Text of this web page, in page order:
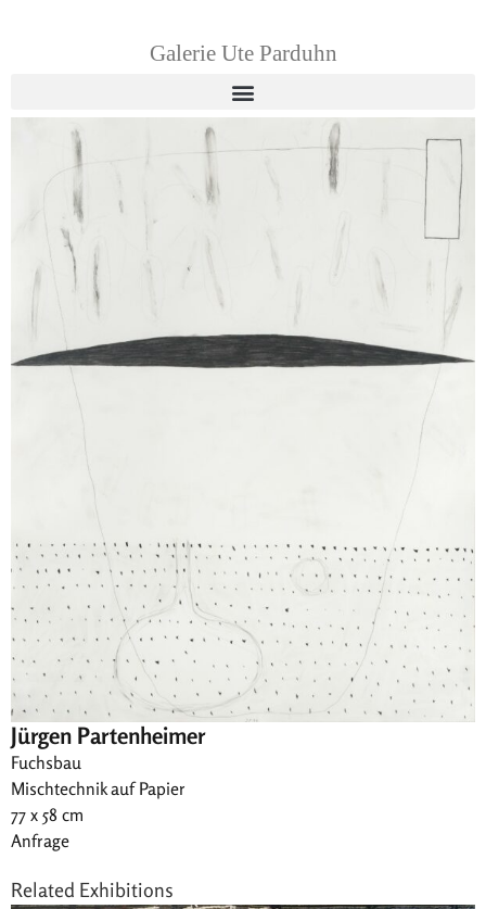
Galerie Ute Parduhn
Jürgen Partenheimer
Fuchsbau
Mischtechnik auf Papier
77 x 58 cm
Anfrage
Related Exhibitions